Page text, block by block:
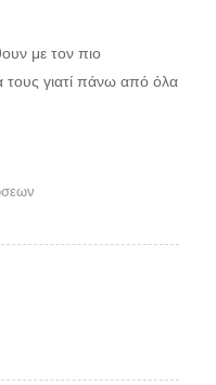
με τον πιο
τους γιατί πάνω από όλα